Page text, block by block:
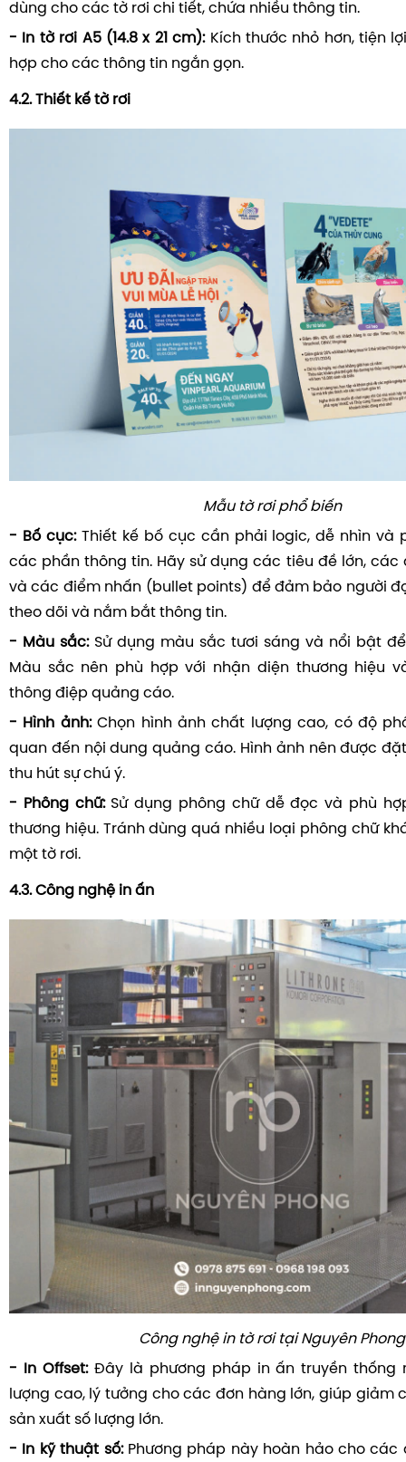
dùng cho các tờ rơi chi tiết, chứa nhiều thông tin.
- In tờ rơi A5 (14.8 x 21 cm):Kích thước nhỏ hơn, tiện
hợp cho các thông tin ngắn gọn.
4.2. Thiết kế tờ rơi
Mẫu tờ rơi phổ biến
- Bố cục:Thiết kế bố cục cần phải logic, dễ nhìn và
các phần thông tin. Hãy sử dụng các tiêu đề lớn, các
và các điểm nhấn (bullet points) để đảm bảo người
theo dõi và nắm bắt thông tin.
- Màu sắc:Sử dụng màu sắc tươi sáng và nổi bật
Màu sắc nên phù hợp với nhận diện thương hiệu
thông điệp quảng cáo.
- Hình ảnh:Chọn hình ảnh chất lượng cao, có độ
quan đến nội dung quảng cáo. Hình ảnh nên được
thu hút sự chú ý.
- Phông chữ:Sử dụng phông chữ dễ đọc và phù
thương hiệu. Tránh dùng quá nhiều loại phông chữ
một tờ rơi.
4.3. Công nghệ in ấn
Công nghệ in tờ rơi tại Nguyên Phong
- In Offset:Đây là phương pháp in ấn truyền thống
lượng cao, lý tưởng cho các đơn hàng lớn, giúp giảm
sản xuất số lượng lớn.
- In kỹ thuật số:Phương pháp này hoàn hảo cho các